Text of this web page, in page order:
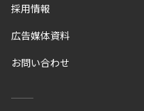
採用情報
広告媒体資料
お問い合わせ